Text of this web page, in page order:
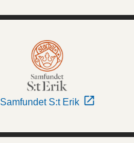
Samfundet S:t Erik